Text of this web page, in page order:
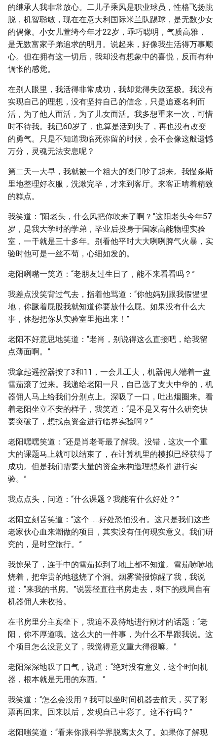
的继承人我非常放心。二儿子乘风是职业球员，性格飞扬跳
脱，机智聪敏，现在在意大利国际米兰队踢球，是无数少女
的偶像。小女儿萱绮今年才22岁，乖巧聪明，气质高雅，
是无数富家子弟追求的明月。说起来，好像我生活得万事顺
心。但在拥有这一切后，我却没有想象中的喜悦，反而有种
惆怅的感觉。
在别人眼里，我活得非常成功，我却觉得失败至极。我没有
实现自己的理想，没有坚持自己的信念，只是追逐名利而
活，为了他人而活，为了儿女而活。我多想重来一次，可惜
时不待我。我已60岁了，也算是活到头了，再也没有改变
的勇气。只是不知道我临死弥留的时候，会不会像这般遗憾
万分，灵魂无法安息呢？
第二天一大早，我就被一个粗大的嗓门吵了起来。我慢条斯
里地整理好衣服，洗漱完毕，才来到客厅。来客正啃着精致
的糕点。
我笑道：“阳老头，什么风把你吹来了啊？”这阳老头今年57
岁，是我大学时的学弟，毕业后投身于国家高能物理实验
室，一干就是三十多年。别看他平时大大咧咧脾气火暴，实
验时他可是一丝不苟，心细如发的。
老阳咧嘴一笑道：“老朋友过生日了，能不来看看吗？”
我差点没笑背过气去，指着他骂道：“你他妈别跟我假惺惺
地，你蹶着屁股我就知道你要放什么屁。如果没有什么大
事，休想把你从实验室里拖出来！”
老阳不好意思地笑道：“老肖，别说得这么直接吧，给我留
点薄面啊。”
我拿起遥控器按了3和11，一会儿工夫，机器佣人端着一盘
雪茄滚了过来。我递给老阳一只，自己选了支大中华的，机
器佣人马上给我们分别点上。深吸了一口，吐出烟圈来。看
着老阳坐立不安的样子，我笑道：“是不是又有什么研究快
要突破了，想找点资金进行临界实验啊？”
老阳嘿嘿笑道：“还是肖老哥最了解我。没错，这次一个重
大的课题马上就可以结束了，在计算机里的模拟已经获得了
成功。但是我们需要大量的资金来构造理想条件进行实
验。”
我点点头，问道：“什么课题？我能有什么好处？”
老阳立刻苦笑道：“这个……好处恐怕没有。这只是我们这些
老家伙心血来潮做的项目，其实没有任何现实意义。我们研
究的，是时空旅行。”
我惊呆了，连手中的雪茄掉到了地上都不知道。雪茄哧哧地
烧着，把华贵的地毯烧了个洞。烟雾警报惊醒了我，我说
道：“来我的书房。”说罢径直往书房走去，剩下的残局自有
机器佣人来收拾。
在书房里分主宾坐下，我迫不及待地进行刚才的话题：“老
阳，你不厚道哦。这么大的一件事，为什么不早跟我说。这
个项目怎么没意义了，我觉得意义重大得很嘛。”
老阳深深地叹了口气，说道：“绝对没有意义，这个时间机
器，根本就是无用的东西。”
我笑道：“怎么会没用？我可以坐时间机器去前天，买了彩
票再回来。回来以后，发现自己中彩了。这不行吗？”
老阳嗤笑道：“看来你跟科学界脱离太久了。如果你了解现